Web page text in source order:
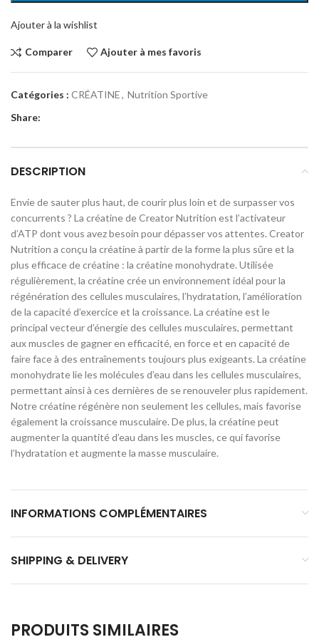
Ajouter à la wishlist
Comparer Ajouter à mes favoris
Catégories : CRÉATINE, Nutrition Sportive
Share:
DESCRIPTION
Envie de sauter plus haut, de courir plus loin et de surpasser vos
concurrents ? La créatine de Creator Nutrition est l’activateur
d’ATP dont vous avez besoin pour dépasser vos attentes. Creator
Nutrition a conçu la créatine à partir de la forme la plus sûre et la
plus efficace de créatine : la créatine monohydrate. Utilisée
régulièrement, la créatine crée un environnement idéal pour la
régénération des cellules musculaires, l’hydratation, l’amélioration
de la capacité d’exercice et la croissance. La créatine est le
principal vecteur d’énergie des cellules musculaires, permettant
aux muscles de gagner en efficacité, en force et en capacité de
faire face à des entraînements toujours plus exigeants. La créatine
monohydrate lie les molécules d’eau dans les cellules musculaires,
permettant ainsi à ces dernières de se renouveler plus rapidement.
Notre créatine régénère non seulement les cellules, mais favorise
également la croissance musculaire. De plus, la créatine peut
augmenter la quantité d’eau dans les muscles, ce qui favorise
l’hydratation et augmente la masse musculaire.
INFORMATIONS COMPLÉMENTAIRES
SHIPPING & DELIVERY
PRODUITS SIMILAIRES